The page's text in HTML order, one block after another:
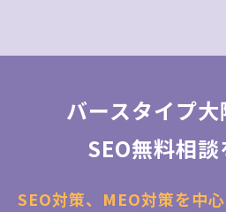
バースタイプ
SEO無料相
SEO対策、MEO対策を中